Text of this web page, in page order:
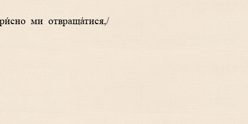
ми отвраща́тися,/